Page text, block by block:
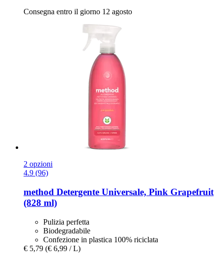
Consegna entro il giorno 12 agosto
2 opzioni
4.9 (96)
method Detergente Universale, Pink Grapefruit
(828 ml)
Pulizia perfetta
Biodegradabile
Confezione in plastica 100% riciclata
€ 5,79 (€ 6,99 / L)